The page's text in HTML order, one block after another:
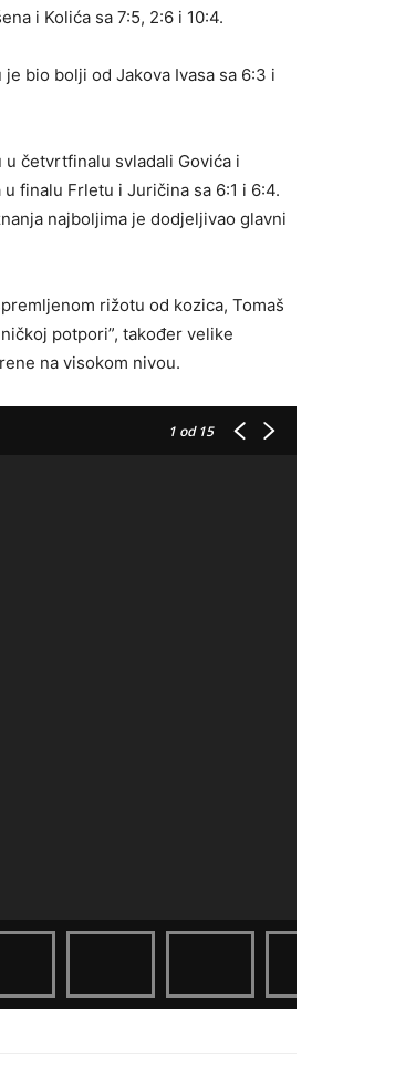
i Kolića sa 7:5, 2:6 i 10:4.
bio bolji od Jakova Ivasa sa 6:3 i
četvrtfinalu svladali Govića i
finalu Frletu i Juričina sa 6:1 i 6:4.
najboljima je dodjeljivao glavni
rižotu od kozica, Tomaš
potpori”, također velike
na visokom nivou.
1 od 15